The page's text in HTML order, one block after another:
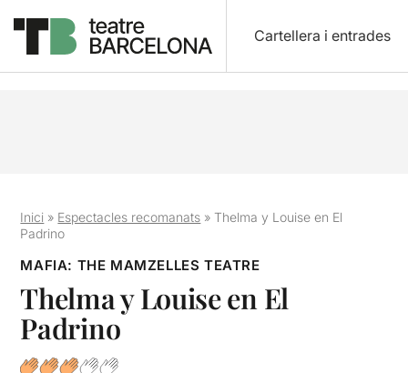
Cartellera i entrades
Inici » Espectacles recomanats »Thelma y Louise en El
Padrino
MAFIA: THE MAMZELLES TEATRE
Thelma y Louise en El
Padrino